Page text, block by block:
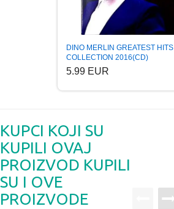
DINO MERLIN GREATEST HITS
COLLECTION 2016(CD)
5.99 EUR
KUPCI KOJI SU
KUPILI OVAJ
PROIZVOD KUPILI
SU I OVE
PROIZVODE